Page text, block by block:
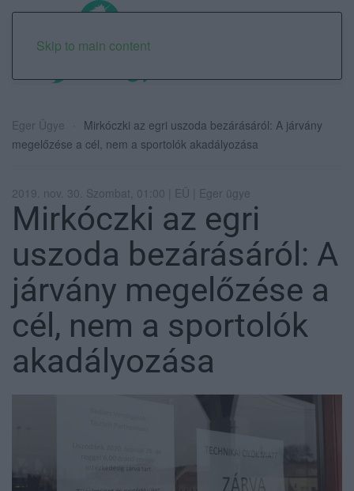
Skip to main content
Eger Ügye
Mirkóczki az egri uszoda bezárásáról: A járvány
megelőzése a cél, nem a sportolók akadályozása
2019. nov. 30. Szombat, 01:00 | EÜ | Eger ügye
Mirkóczki az egri
uszoda bezárásáról: A
járvány megelőzése a
cél, nem a sportolók
akadályozása